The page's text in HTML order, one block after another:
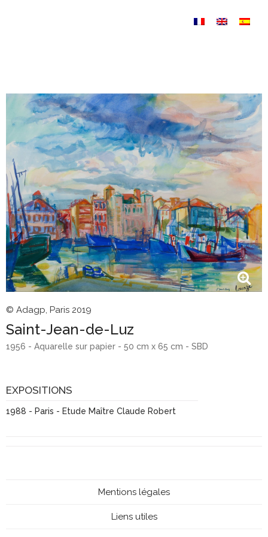
© Adagp, Paris 2019
Saint-Jean-de-Luz
1956 - Aquarelle sur papier - 50 cm x 65 cm - SBD
EXPOSITIONS
1988 - Paris - Etude Maître Claude Robert
Mentions légales
Liens utiles